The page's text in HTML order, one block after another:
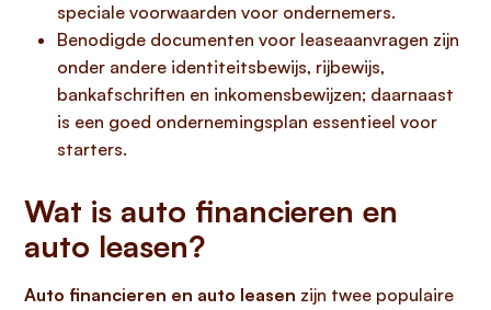
speciale voorwaarden voor ondernemers.
Benodigde documenten voor leaseaanvragen zijn
onder andere identiteitsbewijs, rijbewijs,
bankafschriften en inkomensbewijzen; daarnaast
is een goed ondernemingsplan essentieel voor
starters.
Wat is auto financieren en
auto leasen?
Auto financieren en auto leasen zijn twee populaire